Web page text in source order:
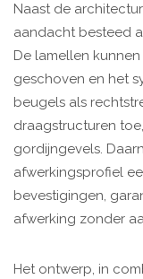
Naast de
aandacht besteed
De lamellen
geschoven en het
beugels als
draagstructuren
gordijngevels.
afwerkingsprofiel
bevestigingen,
afwerking zonder
Het ontwerp, in